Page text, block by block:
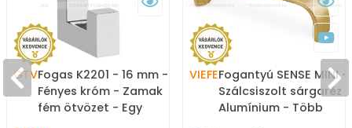
GTVFogas K2201 - 16 mm -
Fényes króm - Zamak
fém ötvözet - Egy
VIEFEFogantyú SENSE MINI -
Szálcsiszolt sárgaréz
Alumínium - Több